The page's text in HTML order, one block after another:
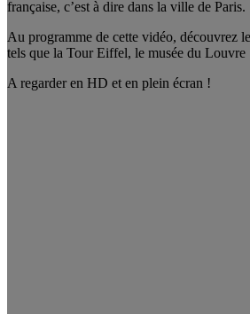
française, c’est à dire dans la ville de Paris.
Au programme de cette vidéo, découvrez
tels que la Tour Eiffel, le musée du
A regarder en HD et en plein écran !